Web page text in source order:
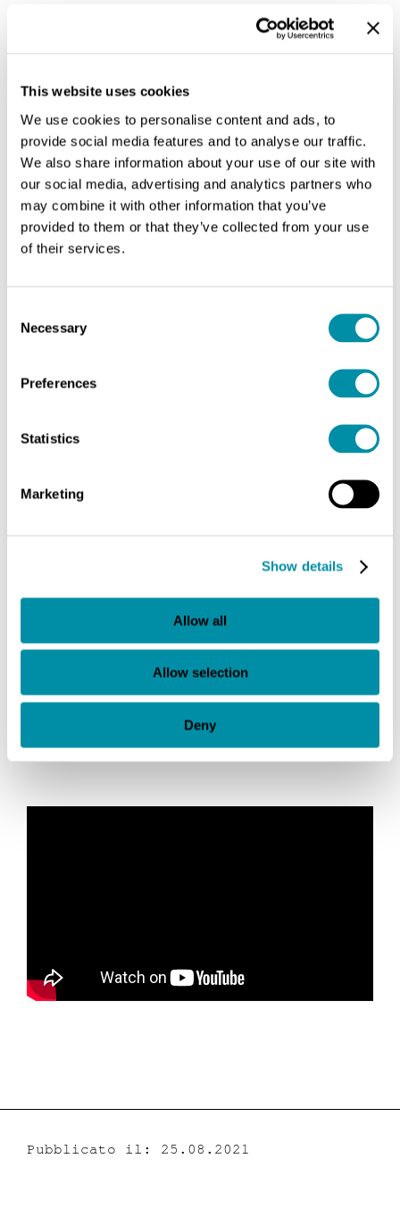
This website uses cookies
We use cookies to personalise content and ads, to
provide social media features and to analyse our traffic.
We also share information about your use of our site with
our social media, advertising and analytics partners who
may combine it with other information that you’ve
provided to them or that they’ve collected from your use
of their services.
Selection
Necessary
Preferences
Statistics
Marketing
Show details
Allow all
Allow selection
Deny
Pubblicato il: 25.08.2021